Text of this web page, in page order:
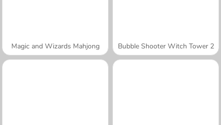
Magic and Wizards Mahjong Bubble Shooter Witch Tower 2